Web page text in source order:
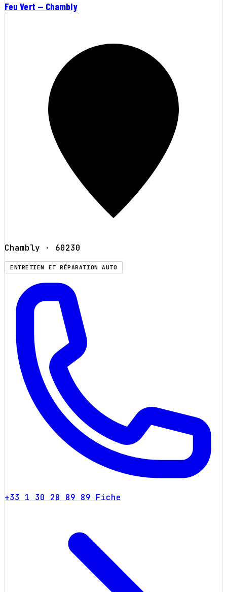
Feu Vert — Chambly
Chambly · 60230
ENTRETIEN ET RÉPARATION AUTO
+33 1 30 28 89 89 Fiche